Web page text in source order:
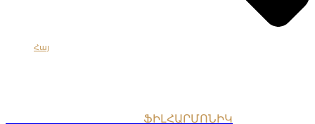
Հայ
ՖԻԼՀԱՐՄՈՆԻԿ